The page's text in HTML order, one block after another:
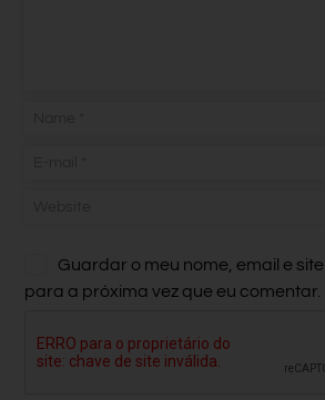
Guardar o meu nome, email e
para a próxima vez que eu comentar.